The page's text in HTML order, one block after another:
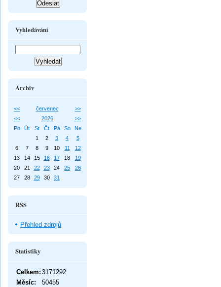
Vyhledávání
Archiv
<< červenec
>>
<<
2026
>>
Po
Út St Čt Pá So
Ne
1
2 3 4
5
6
7 8 9 10 11
12
13
14 15 16 17 18
19
20
21 22 23 24 25
26
27
28 29 30 31
RSS
Přehled zdrojů
Statistiky
Celkem: 3171292
Měsíc:
50455